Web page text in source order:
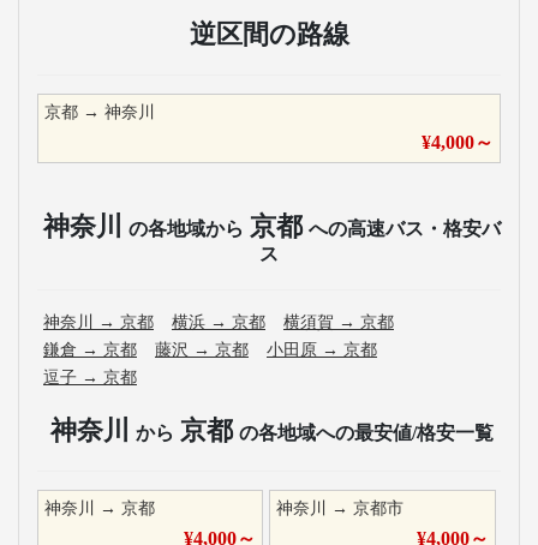
逆区間の路線
京都 → 神奈川
¥4,000～
神奈川 の各地域から 京都 への高速バス・格安バ
ス
神奈川 → 京都 横浜 → 京都 横須賀 → 京都
鎌倉 → 京都 藤沢 → 京都 小田原 → 京都
逗子 → 京都
神奈川 から 京都 の各地域への最安値/格安一覧
神奈川 → 京都
¥4,000～
神奈川 →京都市
¥4,000～